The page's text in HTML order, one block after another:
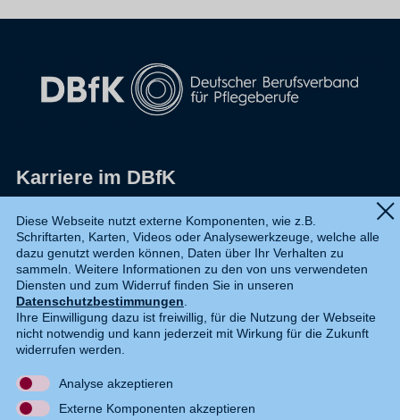
Karriere im DBfK
Datenschutz
Shop
Widerruf
Kontakt
DE EN
Diese Webseite nutzt externe Komponenten, wie z.B.
Schriftarten, Karten, Videos oder Analysewerkzeuge, welche alle
dazu genutzt werden können, Daten über Ihr Verhalten zu
sammeln. Weitere Informationen zu den von uns verwendeten
Diensten und zum Widerruf finden Sie in unseren
Datenschutzbestimmungen.
Ihre Einwilligung dazu ist freiwillig, für die Nutzung der Webseite
nicht notwendig und kann jederzeit mit Wirkung für die Zukunft
widerrufen werden.
Analyse akzeptieren
Externe Komponenten akzeptieren